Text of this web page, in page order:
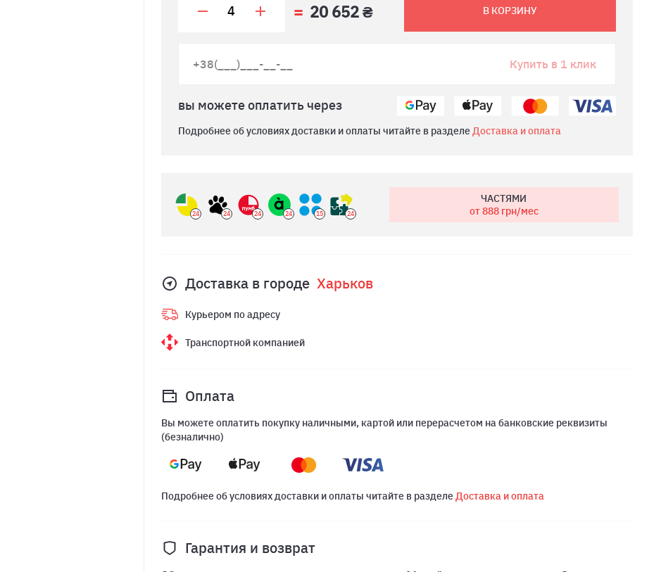
20 652 ₴ В КОРЗИНУ
Купить в 1 клик
вы можете оплатить через
Подробнее об условиях доставки и оплаты читайте в разделеДоставка и оплата
24 24 24 24 15 24
ЧАСТЯМИ
от 888грн/мес
Доставка в городе Харьков
Курьером по адресу
Транспортной компанией
Оплата
Вы можете оплатить покупку наличными, картой или перерасчетом на банковские реквизиты
(безналично)
Подробнее об условиях доставки и оплаты читайте в разделеДоставка и оплата
Гарантия и возврат